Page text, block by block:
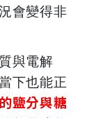
會變得非
與電解
下也能正
鹽分與糖